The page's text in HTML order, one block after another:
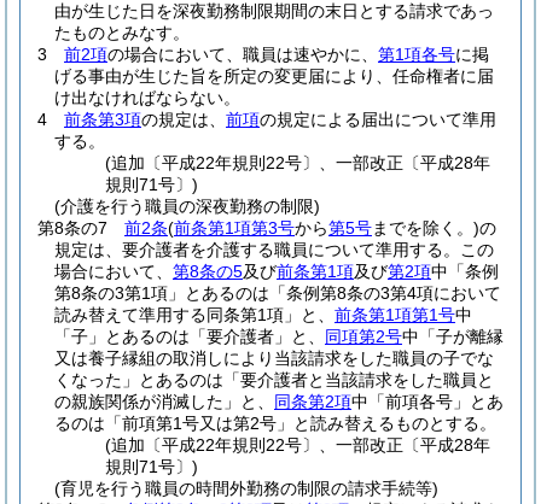
由が生じた日を深夜勤務制限期間の末日とする請求であっ
たものとみなす。
3
前2項の場合において、職員は速やかに、 第1項各号に掲
げる事由が生じた旨を所定の変更届により、任命権者に届
け出なければならない。
4
前条第3項の規定は、 前項の規定による届出について準用
する。
(追加〔平成22年規則22号〕、一部改正〔平成28年
規則71号〕)
(介護を行う職員の深夜勤務の制限)
第8条の7
前2条(前条第1項第3号から第5号までを除く。)の
規定は、要介護者を介護する職員について準用する。
この
場合において、 第8条の5及び前条第1項及び第2項中「条例
第8条の3第1項」とあるのは「条例第8条の3第4項において
読み替えて準用する同条第1項」と、 前条第1項第1号中
「子」とあるのは「要介護者」と、 同項第2号中「子が離縁
又は養子縁組の取消しにより当該請求をした職員の子でな
くなった」とあるのは「要介護者と当該請求をした職員と
の親族関係が消滅した」と、 同条第2項中「前項各号」とあ
るのは「前項第1号又は第2号」と読み替えるものとする。
(追加〔平成22年規則22号〕、一部改正〔平成28年
規則71号〕)
(育児を行う職員の時間外勤務の制限の請求手続等)